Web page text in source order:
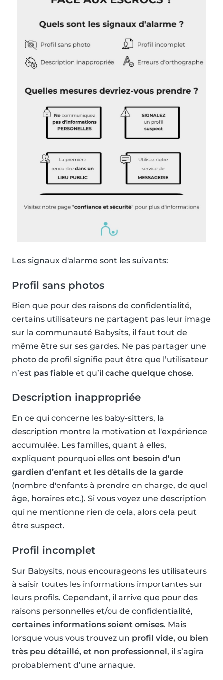
Les signaux d'alarme sont les suivants:
Profil sans photos
Bien que pour des raisons de confidentialité,
certains utilisateurs ne partagent pas leur image
sur la communauté Babysits, il faut tout de
même être sur ses gardes. Ne pas partager une
photo de profil signifie peut être que l’utilisateur
n’est pas fiable et qu’il cache quelque chose.
Description inappropriée
En ce qui concerne les baby-sitters, la
description montre la motivation et l'expérience
accumulée. Les familles, quant à elles,
expliquent pourquoi elles ont besoin d’un
gardien d’enfant et les détails de la garde
(nombre d'enfants à prendre en charge, de quel
âge, horaires etc.). Si vous voyez une description
qui ne mentionne rien de cela, alors cela peut
être suspect.
Profil incomplet
Sur Babysits, nous encourageons les utilisateurs
à saisir toutes les informations importantes sur
leurs profils. Cependant, il arrive que pour des
raisons personnelles et/ou de confidentialité,
certaines informations soient omises. Mais
lorsque vous vous trouvez un profil vide, ou bien
très peu détaillé, et non professionnel, il s’agira
probablement d’une arnaque.